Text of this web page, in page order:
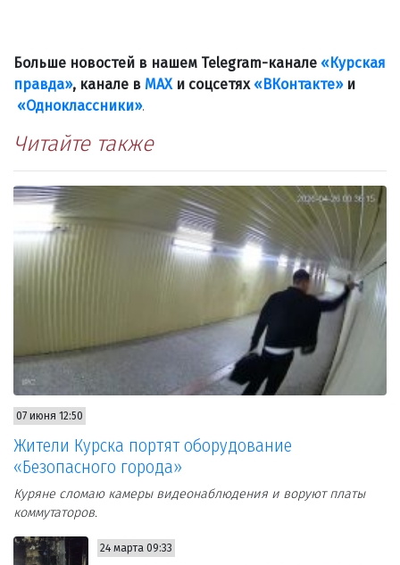
Больше новостей в нашем Telegram-канале «Курская
правда», канале в МАХи соцсетях «ВКонтакте»и
«Одноклассники».
Читайте также
07 июня 12:50
Жители Курска портят оборудование
«Безопасного города»
Куряне сломаю камеры видеонаблюдения и воруют платы
коммутаторов.
24 марта 09:33